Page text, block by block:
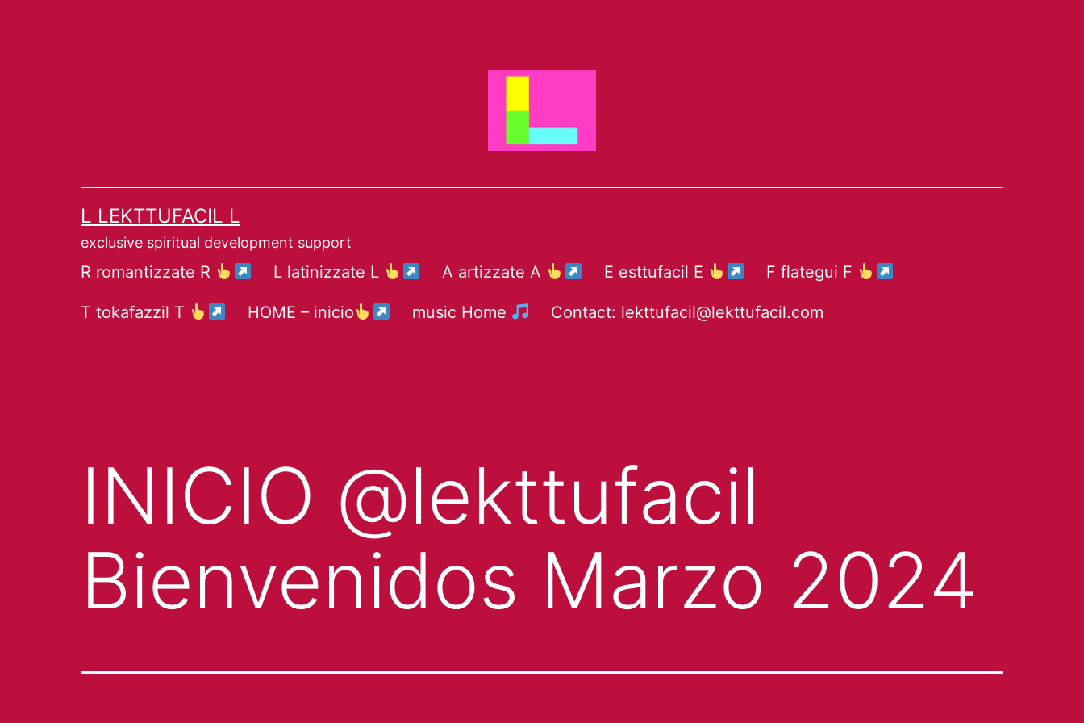
L LEKTTUFACIL L
exclusive spiritual development support
R romantizzate R L latinizzate L A artizzate A E esttufacil E F flategui F
T tokafazzil T HOME – inicio music Home Contact: lekttufacil@lekttufacil.com
INICIO @lekttufacil
Bienvenidos Marzo 2024